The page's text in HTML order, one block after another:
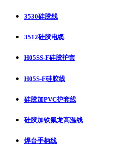
3530硅胶线
3512硅胶电缆
H05SS-F硅胶护套
H05S-F硅胶线
硅胶加PVC护套线
硅胶加铁氟龙高温线
焊台手柄线